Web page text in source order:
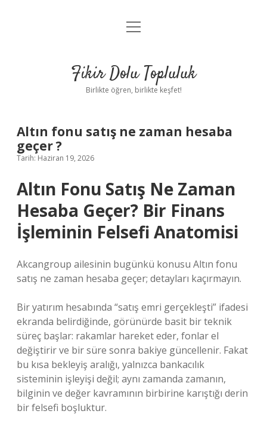
Anasayfa
Yasal Uyarı
menüyü
Fikir Dolu Topluluk
Birlikte öğren, birlikte keşfet!
Altın fonu satış ne zaman hesaba
geçer ?
Tarih: Haziran 19, 2026
Altın Fonu Satış Ne Zaman
Hesaba Geçer? Bir Finans
İşleminin Felsefi Anatomisi
Akcangroup ailesinin bugünkü konusu Altın fonu
satış ne zaman hesaba geçer; detayları kaçırmayın.
Bir yatırım hesabında “satış emri gerçekleşti” ifadesi
ekranda belirdiğinde, görünürde basit bir teknik
süreç başlar: rakamlar hareket eder, fonlar el
değiştirir ve bir süre sonra bakiye güncellenir. Fakat
bu kısa bekleyiş aralığı, yalnızca bankacılık
sisteminin işleyişi değil; aynı zamanda zamanın,
bilginin ve değer kavramının birbirine karıştığı derin
bir felsefi boşluktur.